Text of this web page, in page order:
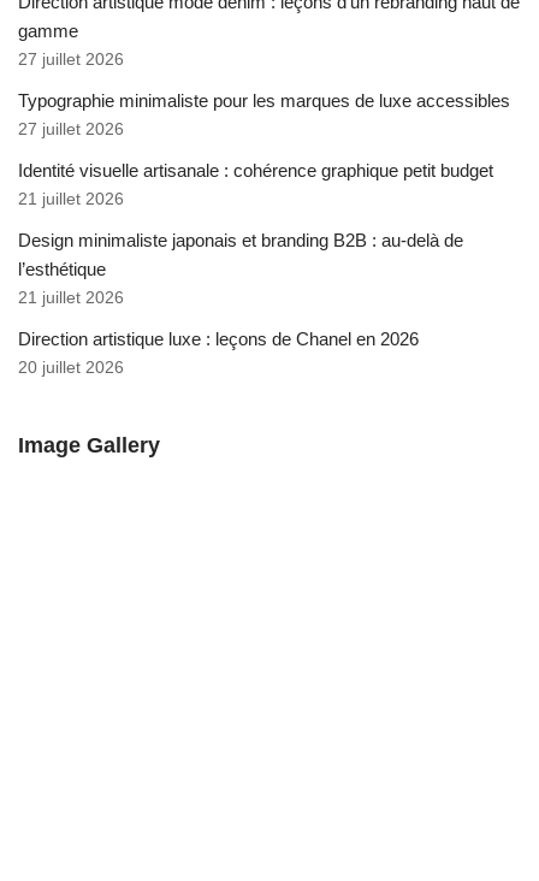
gamme
27 juillet 2026
Typographie minimaliste pour les marques de luxe accessibles
27 juillet 2026
Identité visuelle artisanale : cohérence graphique petit budget
21 juillet 2026
Design minimaliste japonais et branding B2B : au-delà de
l’esthétique
21 juillet 2026
Direction artistique luxe : leçons de Chanel en 2026
20 juillet 2026
Image Gallery